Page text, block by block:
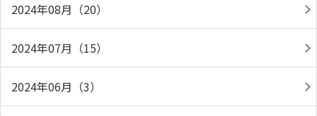
2024年08月（20）
2024年07月（15）
2024年06月（3）